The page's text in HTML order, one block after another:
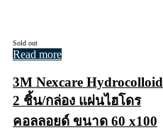
Sold out
Read more
3M Nexcare Hydrocolloid
2 ชิ้น/กล่อง แผ่นไฮโดร
คอลลอยด์ ขนาด 60 x100